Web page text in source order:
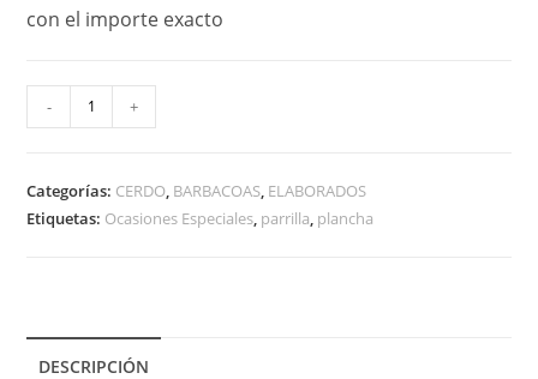
con el importe exacto
- +
e
Categorías: CERDO, BARBACOAS, ELABORADOS
Etiquetas: Ocasiones Especiales, parrilla, plancha
DESCRIPCIÓN